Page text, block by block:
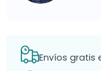
Envíos gratis